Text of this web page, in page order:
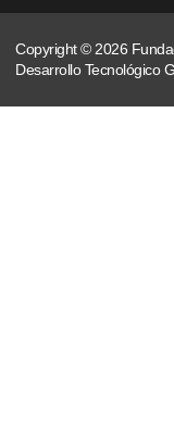
Copyright © 2026
Desarrollo Tecnológico